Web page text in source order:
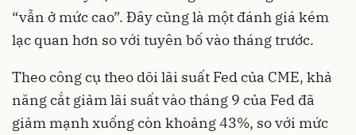
“vẫn ở mức cao”. Đây cũng là một đánh giá kém
lạc quan hơn so với tuyên bố vào tháng trước.
Theo công cụ theo dõi lãi suất Fed của CME, khả
năng cắt giảm lãi suất vào tháng 9 của Fed đã
giảm mạnh xuống còn khoảng 43%, so với mức